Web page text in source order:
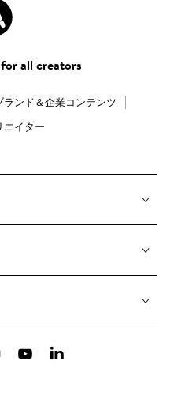
all creators
ランド＆企業コンテンツ
エイター
YouTubeLinkedIn